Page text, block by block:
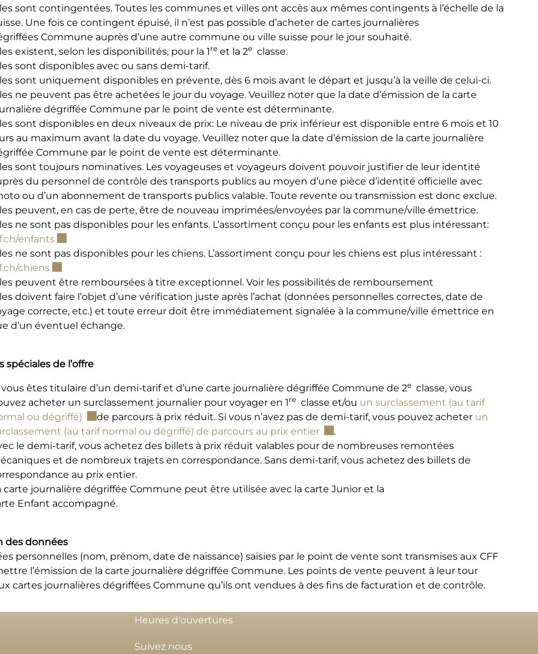
sont contingentées. Toutes les communes et villes ont accès aux mêmes contingents à l’échelle de la
Une fois ce contingent épuisé, il n’est pas possible d’acheter de cartes journalières
Commune auprès d’une autre commune ou ville suisse pour le jour souhaité.
existent, selon les disponibilités, pour la 1 re et la 2e classe.
sont disponibles avec ou sans demi-tarif.
sont uniquement disponibles en prévente, dès 6 mois avant le départ et jusqu’à la veille de celui-ci.
ne peuvent pas être achetées le jour du voyage. Veuillez noter que la date d’émission de la carte
dégriffée Commune par le point de vente est déterminante.
sont disponibles en deux niveaux de prix: Le niveau de prix inférieur est disponible entre 6 mois et 10
au maximum avant la date du voyage. Veuillez noter que la date d’émission de la carte journalière
Commune par le point de vente est déterminante.
sont toujours nominatives. Les voyageuses et voyageurs doivent pouvoir justifier de leur identité
du personnel de contrôle des transports publics au moyen d’une pièce d’identité officielle avec
ou d’un abonnement de transports publics valable. Toute revente ou transmission est donc exclue.
peuvent, en cas de perte, être de nouveau imprimées/envoyées par la commune/ville émettrice.
ne sont pas disponibles pour les enfants. L’assortiment conçu pour les enfants est plus intéressant:
enfantsCe lien externe va ouvrir une nouvelle fenêtre.
ne sont pas disponibles pour les chiens. L’assortiment conçu pour les chiens est plus intéressant :
chiensCe lien externe va ouvrir une nouvelle fenêtre.
peuvent être remboursées à titre exceptionnel. Voir les possibilités de remboursement
doivent faire l’objet d’une vérification juste après l’achat (données personnelles correctes, date de
correcte, etc.) et toute erreur doit être immédiatement signalée à la commune/ville émettrice en
d’un éventuel échange.
spéciales de l’offre
vous êtes titulaire d’un demi-tarif et d’une carte journalière dégriffée Commune de 2e classe, vous
acheter un surclassement journalier pour voyager en 1 re classe et/ou un surclassement (au tarif
ou dégriffé)
Ce lien externe va ouvrir une nouvelle fenêtre.
de parcours à prix réduit. Si vous n’avez pas de demi-tarif, vous pouvez acheter un
(au tarif normal ou dégriffé) de parcours au prix entier
.
le demi-tarif, vous achetez des billets à prix réduit valables pour de nombreuses remontées
et de nombreux trajets en correspondance. Sans demi-tarif, vous achetez des billets de
au prix entier.
carte journalière dégriffée Commune peut être utilisée avec la carte Junior et la
Enfant accompagné.
des données
personnelles (nom, prénom, date de naissance) saisies par le point de vente sont transmises aux CFF
l’émission de la carte journalière dégriffée Commune. Les points de vente peuvent à leur tour
cartes journalières dégriffées Commune qu’ils ont vendues à des fins de facturation et de contrôle.
Heures d'ouvertures
Suivez nous